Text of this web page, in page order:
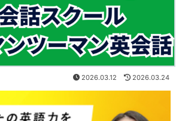
2026.03.12 2026.03.24